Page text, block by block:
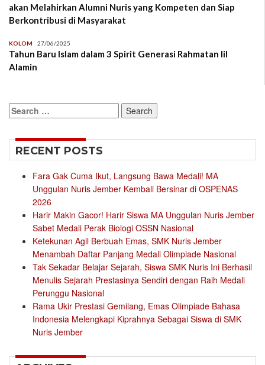
akan Melahirkan Alumni Nuris yang Kompeten dan Siap
Berkontribusi di Masyarakat
KOLOM 27/06/2025
Tahun Baru Islam dalam 3 Spirit Generasi Rahmatan lil
Alamin
Search
for:
RECENT POSTS
Fara Gak Cuma Ikut, Langsung Bawa Medali! MA
Unggulan Nuris Jember Kembali Bersinar di OSPENAS
2026
Harir Makin Gacor! Harir Siswa MA Unggulan Nuris Jember
Sabet Medali Perak Biologi OSSN Nasional
Ketekunan Agil Berbuah Emas, SMK Nuris Jember
Menambah Daftar Panjang Medali Olimpiade Nasional
Tak Sekadar Belajar Sejarah, Siswa SMK Nuris Ini Berhasil
Menulis Sejarah Prestasinya Sendiri dengan Raih Medali
Perunggu Nasional
Rama Ukir Prestasi Gemilang, Emas Olimpiade Bahasa
Indonesia Melengkapi Kiprahnya Sebagai Siswa di SMK
Nuris Jember